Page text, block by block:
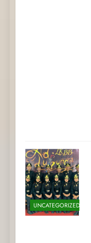
UNCATEGORIZED